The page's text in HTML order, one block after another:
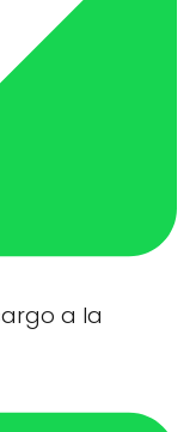
a la